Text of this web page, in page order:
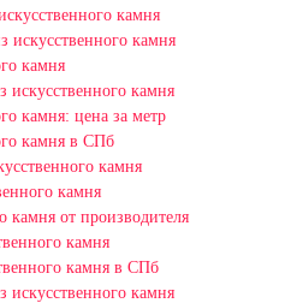
камня
искусственного камня
камня
камня
камня: цена за метр
камня в СПб
камня
камня
камня от производителя
камня
камня в СПб
искусственного камня